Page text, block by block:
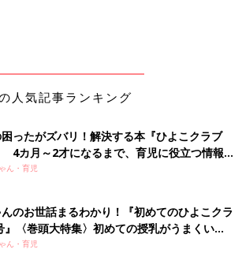
人気記事ランキング
ったがズバリ！解決する本『ひよこクラブ
4カ月～2才になるまで、育児に役立つ情報が
！
ん・育児
のお世話まるわかり！『初めてのひよこクラ
』〈巻頭大特集〉初めての授乳がうまくい
っぱい・ミルクの基本と夏のトラブル 解決テ
ん・育児